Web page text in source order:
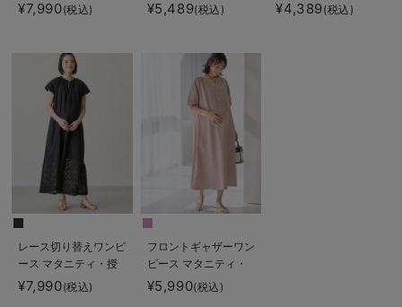
ト 出産準備 ギフ
ト マタニティ・産後
¥7,990(税込)
ットワンピ マタニテ
ィ・授乳服【産後まで
¥5,489(税込)
タニティ・授乳服【出
産後も長く使える】
¥4,389(税込)
レース切り替えワンピ
ース マタニティ・授
乳服 【出産後も長く
使える】
¥7,990(税込)
フロントギャザーワン
ピース マタニティ・
授乳服 【出産後も長
く使える】
¥5,990(税込)